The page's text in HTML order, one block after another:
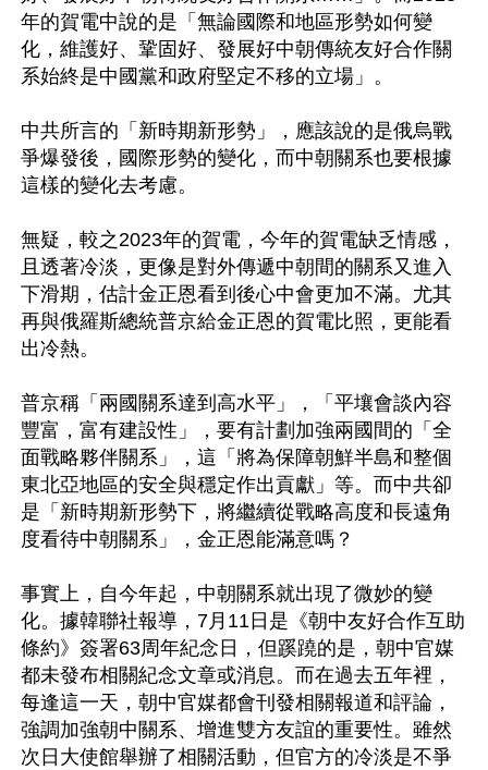
年的賀電中說的是「無論國際和地區形勢如何變
化，維護好、鞏固好、發展好中朝傳統友好合作關
系始終是中國黨和政府堅定不移的立場」。
中共所言的「新時期新形勢」，應該說的是俄烏戰
爭爆發後，國際形勢的變化，而中朝關系也要根據
這樣的變化去考慮。
無疑，較之2023年的賀電，今年的賀電缺乏情感，
且透著冷淡，更像是對外傳遞中朝間的關系又進入
下滑期，估計金正恩看到後心中會更加不滿。尤其
再與俄羅斯總統普京給金正恩的賀電比照，更能看
出冷熱。
普京稱「兩國關系達到高水平」，「平壤會談內容
豐富，富有建設性」，要有計劃加強兩國間的「全
面戰略夥伴關系」，這「將為保障朝鮮半島和整個
東北亞地區的安全與穩定作出貢獻」等。而中共卻
是「新時期新形勢下，將繼續從戰略高度和長遠角
度看待中朝關系」，金正恩能滿意嗎？
事實上，自今年起，中朝關系就出現了微妙的變
化。據韓聯社報導，7月11日是《朝中友好合作互助
條約》簽署63周年紀念日，但蹊蹺的是，朝中官媒
都未發布相關紀念文章或消息。而在過去五年裡，
每逢這一天，朝中官媒都會刊發相關報道和評論，
強調加強朝中關系、增進雙方友誼的重要性。雖然
次日大使館舉辦了相關活動，但官方的冷淡是不爭